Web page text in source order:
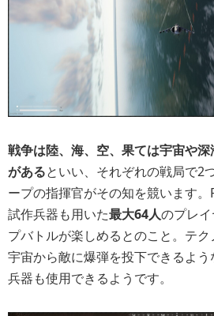
戦争は陸、海、空、果ては宇宙や
があるといい、それぞれの戦局で2
ープの指揮官がその知を競います
試作兵器も用いた最大64人のプレ
プバトルが楽しめるとのこと。テ
宇宙から敵に爆弾を投下できるよ
兵器も使用できるようです。